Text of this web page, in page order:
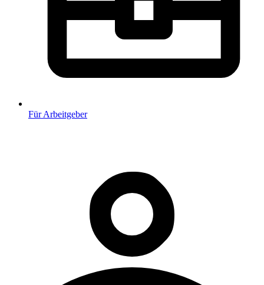
Für Arbeitgeber